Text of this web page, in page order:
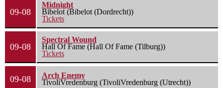
09-08
Midnight
Bibelot (Bibelot (Dordrecht))
Tickets
09-08
Spectral Wound
Hall Of Fame (Hall Of Fame (Tilburg))
Tickets
09-08
Arch Enemy
TivoliVredenburg (TivoliVredenburg (Utrecht))